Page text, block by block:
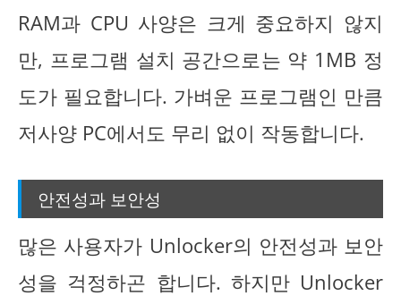
RAM과 CPU 사양은 크게 중요하지 않지
만, 프로그램 설치 공간으로는 약 1MB 정
도가 필요합니다. 가벼운 프로그램인 만큼
저사양 PC에서도 무리 없이 작동합니다.
안전성과 보안성
많은 사용자가 Unlocker의 안전성과 보안
성을 걱정하곤 합니다. 하지만 Unlocker